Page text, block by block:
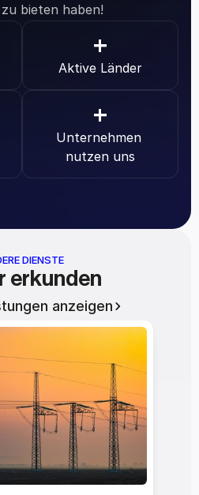
bieten haben!
+
Aktive Länder
+
Unternehmen
nutzen uns
DIENSTE
erkunden
anzeigen